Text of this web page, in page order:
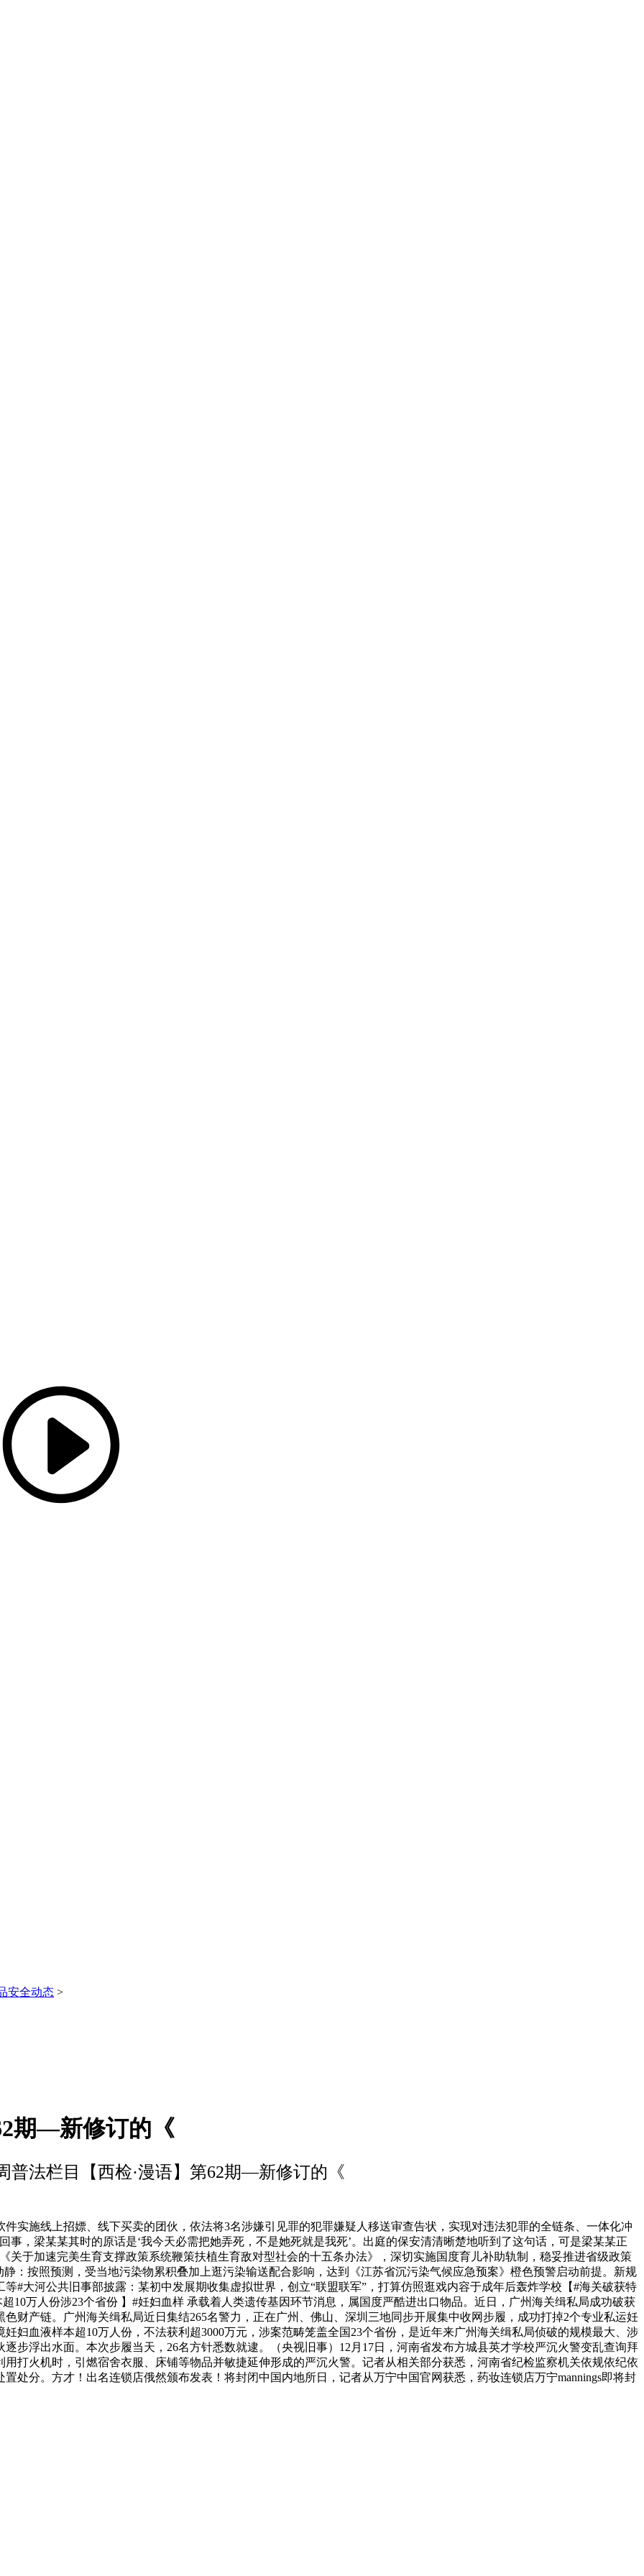
安全动态 >
期—新修订的《
普法栏目【西检·漫语】第62期—新修订的《
施线上招嫖、线下买卖的团伙，依法将3名涉嫌引见罪的犯罪嫌疑人移送审查告状，实现对违法犯罪的全链条、一体化冲
，梁某某其时的原话是‘我今天必需把她弄死，不是她死就是我死’。出庭的保安清清晰楚地听到了这句话，可是梁某某正
关于加速完美生育支撑政策系统鞭策扶植生育敌对型社会的十五条办法》，深切实施国度育儿补助轨制，稳妥推进省级政策
：按照预测，受当地污染物累积叠加上逛污染输送配合影响，达到《江苏省沉污染气候应急预案》橙色预警启动前提。新规
#大河公共旧事部披露：某初中发展期收集虚拟世界，创立“联盟联军”，打算仿照逛戏内容于成年后轰炸学校【#海关破获特
10万人份涉23个省份 】#妊妇血样 承载着人类遗传基因环节消息，属国度严酷进出口物品。近日，广州海关缉私局成功破获
财产链。广州海关缉私局近日集结265名警力，正在广州、佛山、深圳三地同步开展集中收网步履，成功打掉2个专业私运妊
妇血液样本超10万人份，不法获利超3000万元，涉案范畴笼盖全国23个省份，是近年来广州海关缉私局侦破的规模最大、涉
步浮出水面。本次步履当天，26名方针悉数就逮。（央视旧事）12月17日，河南省发布方城县英才学校严沉火警变乱查询拜
打火机时，引燃宿舍衣服、床铺等物品并敏捷延伸形成的严沉火警。记者从相关部分获悉，河南省纪检监察机关依规依纪依
处分。方才！出名连锁店俄然颁布发表！将封闭中国内地所日，记者从万宁中国官网获悉，药妆连锁店万宁mannings即将封